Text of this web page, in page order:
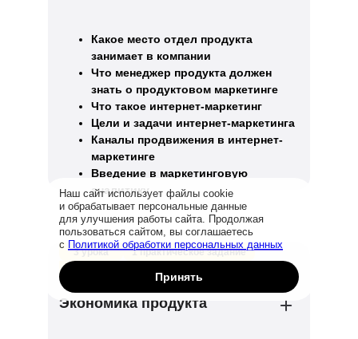
Какое место отдел продукта
занимает в компании
Что менеджер продукта должен
знать о продуктовом маркетинге
Что такое интернет-маркетинг
Цели и задачи интернет-маркетинга
Каналы продвижения в интернет-
маркетинге
Введение в маркетинговую
аналитику
3 урока
1 практическое задание
Экономика продукта
Принять
Наш сайт использует файлы cookie
и обрабатывает персональные данные
для улучшения работы сайта. Продолжая
пользоваться сайтом, вы соглашаетесь
с Политикой обработки персональных данных